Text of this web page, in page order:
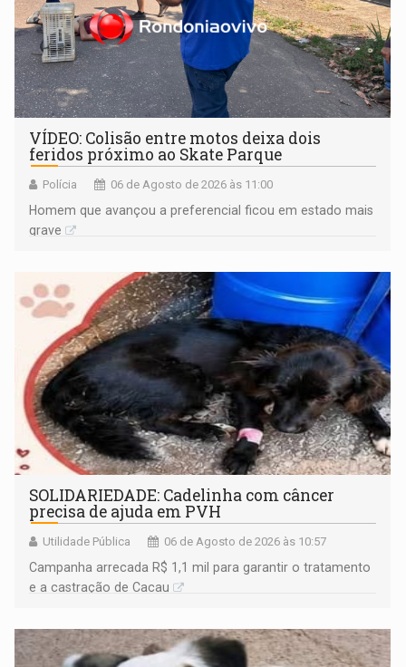
VÍDEO: Colisão entre motos deixa dois
feridos próximo ao Skate Parque
Polícia 06 de Agosto de 2026 às 11:00
Homem que avançou a preferencial ficou em estado mais
grave
SOLIDARIEDADE: Cadelinha com câncer
precisa de ajuda em PVH
Utilidade Pública 06 de Agosto de 2026 às 10:57
Campanha arrecada R$ 1,1 mil para garantir o tratamento
e a castração de Cacau